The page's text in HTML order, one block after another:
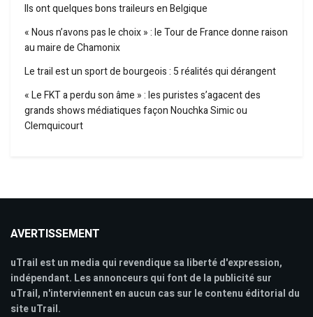
Ils ont quelques bons traileurs en Belgique
« Nous n’avons pas le choix » : le Tour de France donne raison
au maire de Chamonix
Le trail est un sport de bourgeois : 5 réalités qui dérangent
« Le FKT a perdu son âme » : les puristes s’agacent des
grands shows médiatiques façon Nouchka Simic ou
Clemquicourt
AVERTISSEMENT
uTrail est un media qui revendique sa liberté d'expression,
indépendant. Les annonceurs qui font de la publicité sur
uTrail, n'interviennent en aucun cas sur le contenu éditorial du
site uTrail.